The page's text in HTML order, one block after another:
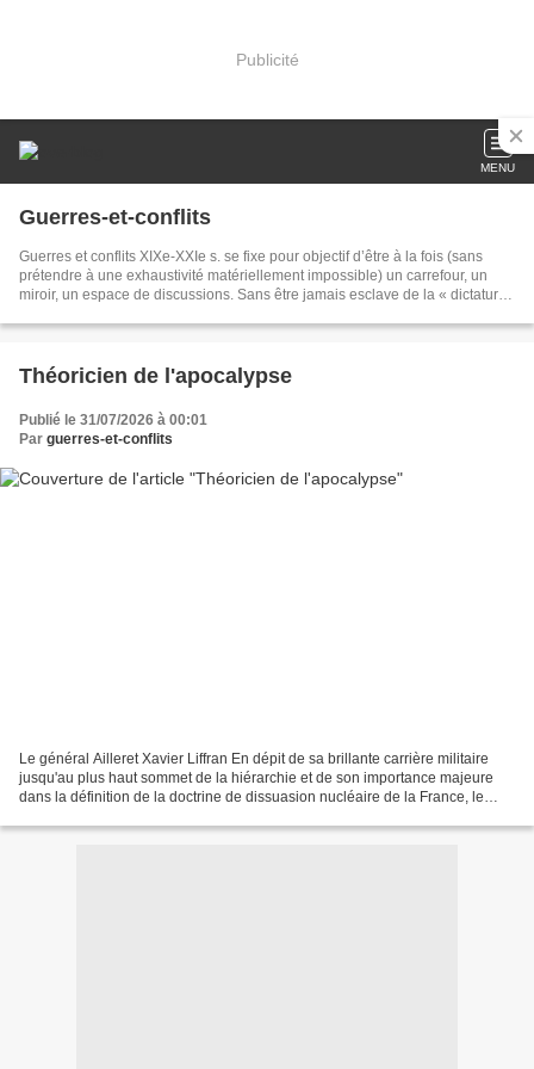
Publicité
MENU
Guerres-et-conflits
Guerres et conflits XIXe-XXIe s. se fixe pour objectif d’être à la fois (sans
prétendre à une exhaustivité matériellement impossible) un carrefour, un
miroir, un espace de discussions. Sans être jamais esclave de la « dictature
possible de toutes les campagnes, de tous les théâtres, souvent dans une
militaire que nous vous invitons.
Théoricien de l'apocalypse
Publié le 31/07/2026 à 00:01
Par guerres-et-conflits
Le général Ailleret Xavier Liffran En dépit de sa brillante carrière militaire
jusqu'au plus haut sommet de la hiérarchie et de son importance majeure
dans la définition de la doctrine de dissuasion nucléaire de la France, le